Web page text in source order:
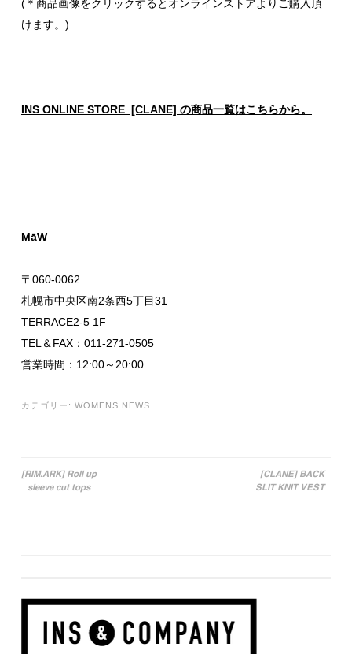
(＊商品画像をクリックするとオンラインストアよりご購入頂
けます。)
INS ONLINE STORE [CLANE] の商品一覧はこちらから。
MāW
〒060-0062
札幌市中央区南2条西5丁目31
TERRACE2-5 1F
TEL＆FAX：011-271-0505
営業時間：12:00～20:00
カテゴリー: WOMENS NEWS
[RIM.ARK] Roll up
sleeve cut tops
[CLANE] BACK
SLIT KNIT VEST